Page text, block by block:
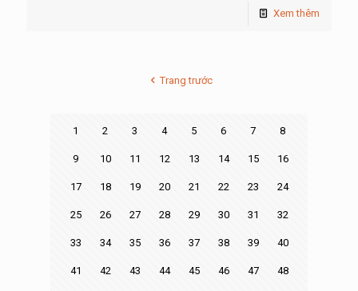
Xem thêm
Trang trước
1 2 3 4 5 6 7 8
9 10 11 12 13 14 15 16
17 18 19 20 21 22 23 24
25 26 27 28 29 30 31 32
33 34 35 36 37 38 39 40
41 42 43 44 45 46 47 48